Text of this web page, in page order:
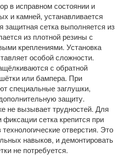
в исправном состоянии и
и камней, устанавливается
защитная сетка выполняется из
из плотной резины с
креплениями. Установка
особой сложности.
с обратной
или бампера. При
специальные заглушки,
защиту.
не вызывает трудностей. Для
сетка крепится при
отверстия. Это
навыков, и демонтировать
не потребуется.